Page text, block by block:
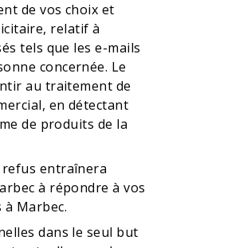
de vos choix et
relatif à
tels que les e-mails
concernée. Le
au traitement de
en détectant
de produits de la
entraînera
à répondre à vos
Marbec.
dans le seul but